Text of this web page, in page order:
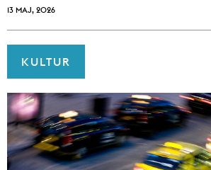
13 MAJ, 2026
KULTUR